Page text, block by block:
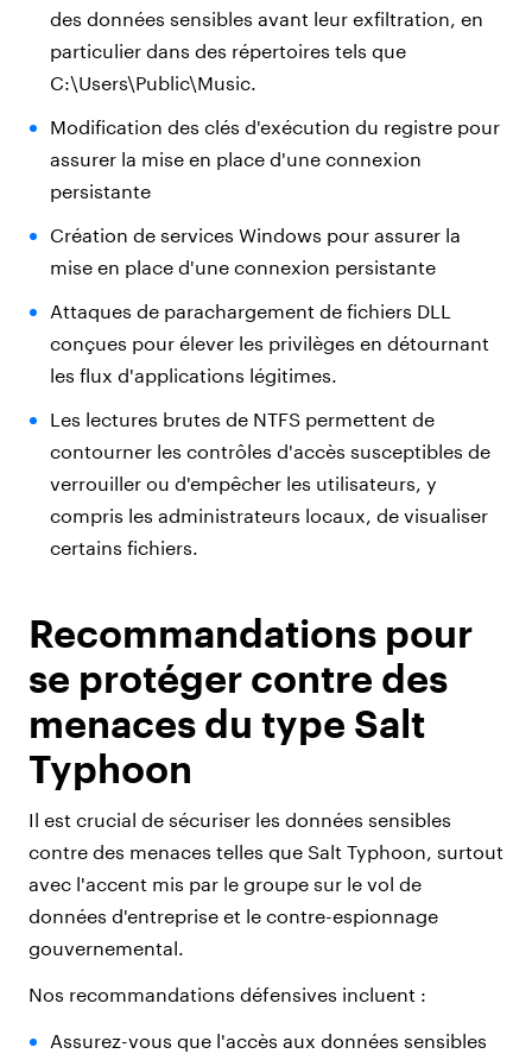
des données sensibles avant leur exfiltration, en
particulier dans des répertoires tels que
C:\Users\Public\Music.
Modification des clés d'exécution du registre pour
assurer la mise en place d'une connexion
persistante
Création de services Windows pour assurer la
mise en place d'une connexion persistante
Attaques de parachargement de fichiers DLL
conçues pour élever les privilèges en détournant
les flux d'applications légitimes.
Les lectures brutes de NTFS permettent de
contourner les contrôles d'accès susceptibles de
verrouiller ou d'empêcher les utilisateurs, y
compris les administrateurs locaux, de visualiser
certains fichiers.
Recommandations pour
se protéger contre des
menaces du type Salt
Typhoon
Il est crucial de sécuriser les données sensibles
contre des menaces telles que Salt Typhoon, surtout
avec l'accent mis par le groupe sur le vol de
données d'entreprise et le contre-espionnage
gouvernemental.
Nos recommandations défensives incluent :
Assurez-vous que l'accès aux données sensibles